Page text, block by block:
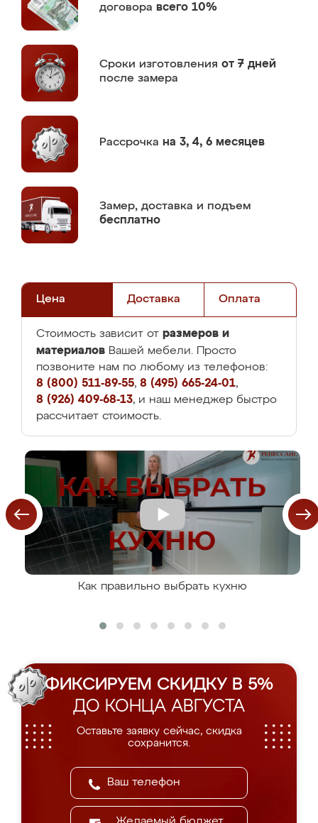
договора всего 10%
Сроки изготовления от 7 дней
после замера
Рассрочка на 3, 4, 6 месяцев
Замер, доставка и подъем
бесплатно
Цена Доставка Оплата
Стоимость зависит от размеров и
материалов Вашей мебели. Просто
позвоните нам по любому из телефонов:
8 (800) 511-89-55, 8 (495) 665-24-01,
8 (926) 409-68-13, и наш менеджер быстро
рассчитает стоимость.
Как правильно выбрать кухню
ФИКСИРУЕМ СКИДКУ В 5%
ДО КОНЦА АВГУСТА
Оставьте заявку сейчас, скидка
сохранится.